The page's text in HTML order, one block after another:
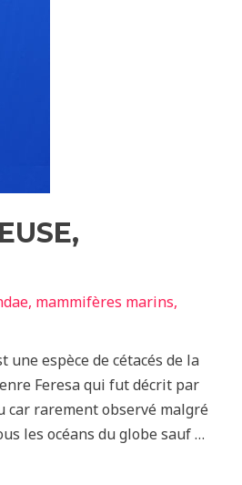
, mammifères marins,
une espèce de cétacés de la
Feresa qui fut décrit par
car rarement observé malgré
les océans du globe sauf …